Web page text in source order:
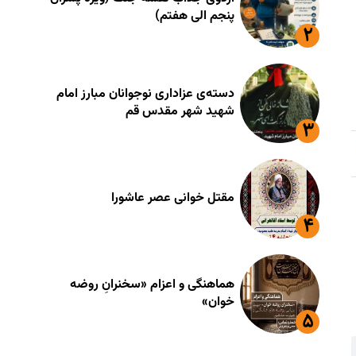
پنجم الی هفتم)
دسته‌ی عزاداری نوجوانان مبارز امام
شهید شهر مقدس قم
مقتل خوانی عصر عاشورا
هماهنگی و اعزام «سخنرانِ روضه
خوان»